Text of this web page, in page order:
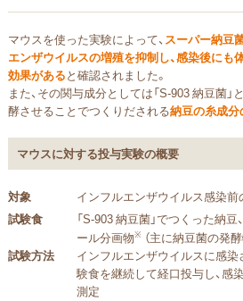
マウスを使った実験によって、スーパー納豆
エンザウイルスの増殖を抑制し、感染後にも
効果があると確認されました。
また、その関与成分としては「S-903 納豆菌」
酵させることでつくりだされる納豆の糸成
マウスに対する投与実験の概要
対象
インフルエンザウイルス感染前
試験食
「S-903 納豆菌」でつくった納豆
ール分画物※ （主に納豆菌の発
試験方法
インフルエンザウイルスに感染
験食を継続して経口投与し、感
測定